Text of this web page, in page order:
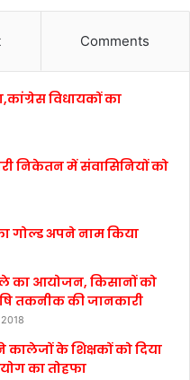
Comments
विधायकों का
निकेतन में संवासिनियों को
गोल्ड अपने नाम किया
का आयोजन, किसानों को
तकनीक की जानकारी
कालेजों के शिक्षकों को दिया
का तोहफा